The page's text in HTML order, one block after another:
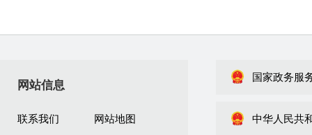
网站信息
联系我们 网站地图
国家政务服
中华人民共